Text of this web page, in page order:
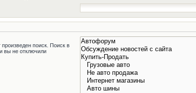
поиск. Поиск в
вы не отключили